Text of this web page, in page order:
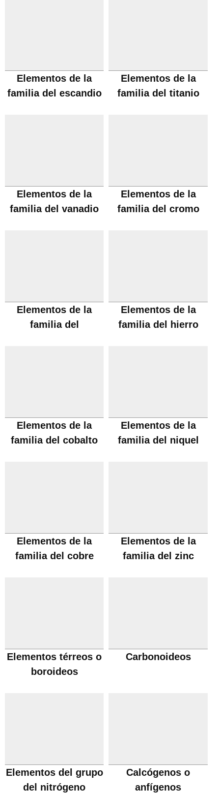
Elementos de la
familia del escandio
Elementos de la
familia del titanio
Elementos de la
familia del vanadio
Elementos de la
familia del cromo
Elementos de la
familia del
Elementos de la
familia del hierro
Elementos de la
familia del cobalto
Elementos de la
familia del niquel
Elementos de la
familia del cobre
Elementos de la
familia del zinc
Elementos térreos o
boroideos
Carbonoideos
Elementos del grupo
del nitrógeno
Calcógenos o
anfígenos